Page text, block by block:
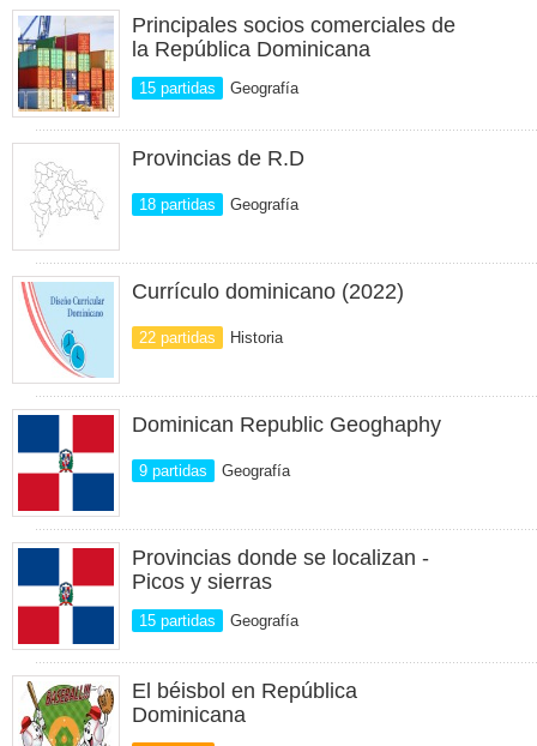
Principales socios comerciales de
la República Dominicana
15 partidas Geografía
Provincias de R.D
18 partidas Geografía
Currículo dominicano (2022)
22 partidas Historia
Dominican Republic Geoghaphy
9 partidas Geografía
Provincias donde se localizan -
Picos y sierras
15 partidas Geografía
El béisbol en República
Dominicana